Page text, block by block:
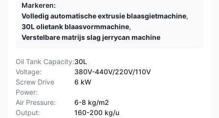
Markeren:
Volledig automatische extrusie blaasgietmachine,
30L olietank blaasvormmachine,
Verstelbare matrijs slag jerrycan machine
Oil Tank Capacity:30L
Voltage:
380V-440V/220V/110V
Screw Drive
Power:
6 kW
Air Pressure:
6-8 kg/m2
Output:
160-200 kg/u